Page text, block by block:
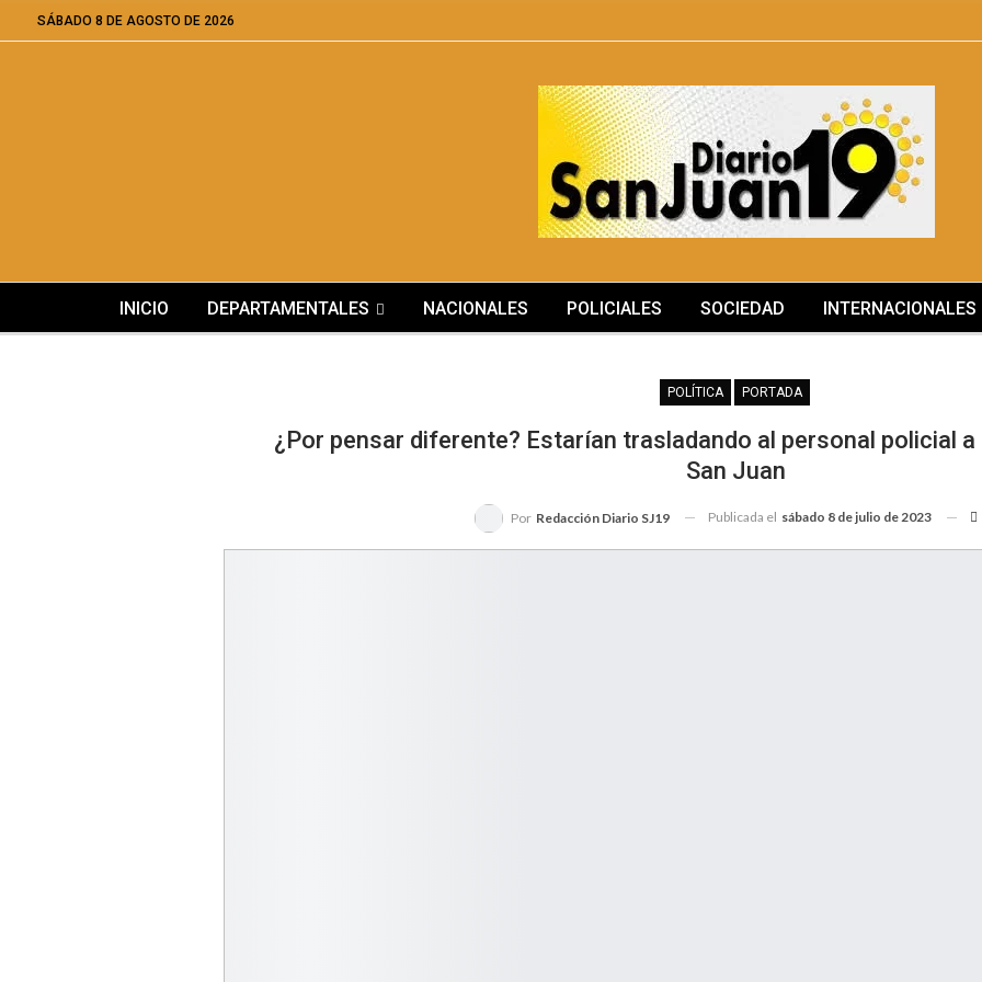
SÁBADO 8 DE AGOSTO DE 2026
INICIO DEPARTAMENTALES NACIONALES POLICIALES SOCIEDAD INTERNACIONALES
POLÍTICA PORTADA
¿Por pensar diferente? Estarían trasladando al personal policial
San Juan
Por Redacción Diario SJ19 Publicada el sábado 8 de julio de 2023